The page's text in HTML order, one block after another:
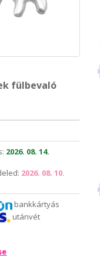
fülbevaló
2026. 08. 14.
2026. 08. 10.
bankkártyás
utánvét